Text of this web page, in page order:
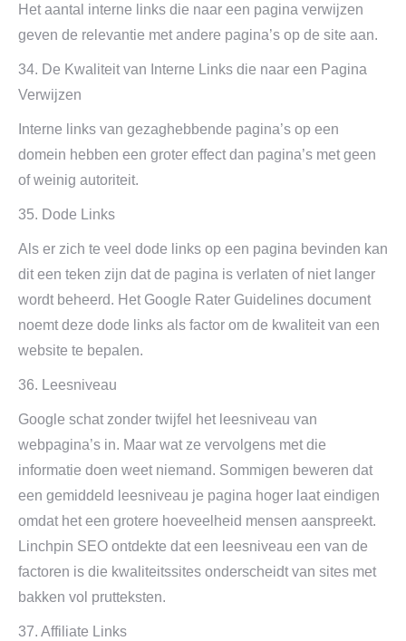
Het aantal interne links die naar een pagina verwijzen
geven de relevantie met andere pagina’s op de site aan.
34. De Kwaliteit van Interne Links die naar een Pagina
Verwijzen
Interne links van gezaghebbende pagina’s op een
domein hebben een groter effect dan pagina’s met geen
of weinig autoriteit.
35. Dode Links
Als er zich te veel dode links op een pagina bevinden kan
dit een teken zijn dat de pagina is verlaten of niet langer
wordt beheerd. Het Google Rater Guidelines document
noemt deze dode links als factor om de kwaliteit van een
website te bepalen.
36. Leesniveau
Google schat zonder twijfel het leesniveau van
webpagina’s in. Maar wat ze vervolgens met die
informatie doen weet niemand. Sommigen beweren dat
een gemiddeld leesniveau je pagina hoger laat eindigen
omdat het een grotere hoeveelheid mensen aanspreekt.
Linchpin SEO ontdekte dat een leesniveau een van de
factoren is die kwaliteitssites onderscheidt van sites met
bakken vol prutteksten.
37. Affiliate Links